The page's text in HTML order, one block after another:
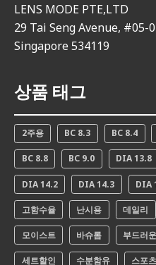
LENS MODE PTE,LTD
29 Tai Seng Avenue, #05-
Singapore 534119
상품 태그
2주용 BC 8.3 BC 8.4
BC 8.8 BC 9.0 DIA 13.8
DIA 14.2 DIA 14.3 DIA
고함수율 난시용 데일리
모이스트 바슈롬 부드러
세트할인 수분함유 스포